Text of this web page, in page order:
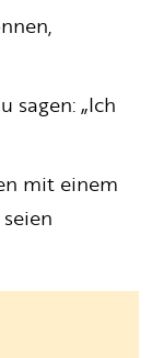
sagen: „Ich
mit einem